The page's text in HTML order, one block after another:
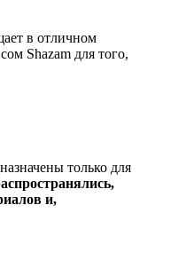
в отличном
Shazam для того,
только для
и,